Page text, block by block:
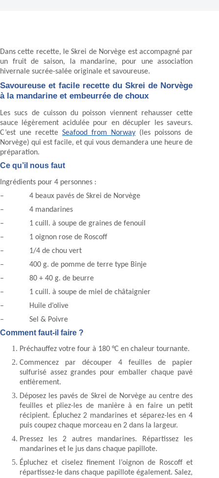
Dans cette recette, le Skrei de Norvège est accompagné par
un fruit de saison, la mandarine, pour une association
hivernale sucrée-salée originale et savoureuse.
Savoureuse et facile recette du Skrei de Norvège
à la mandarine et embeurrée de choux
Les sucs de cuisson du poisson viennent rehausser cette
sauce légèrement acidulée pour en décupler les saveurs.
C’est une recetteSeafood from Norway (les poissons de
Norvège) qui est facile, et qui vous demandera une heure de
préparation.
Ce qu’il nous faut
Ingrédients pour 4 personnes :
– 4 beaux pavés de Skrei de Norvège
– 4 mandarines
– 1 cuill. à soupe de graines de fenouil
– 1 oignon rose de Roscoff
– 1/4 de chou vert
– 400 g. de pomme de terre type Binje
– 80 + 40 g. de beurre
– 1 cuill. à soupe de miel de châtaignier
– Huile d’olive
– Sel & Poivre
Comment faut-il faire ?
Préchauffez votre four à 180 °C en chaleur tournante.
Commencez par découper 4 feuilles de papier
sulfurisé assez grandes pour emballer chaque pavé
entièrement.
Déposez les pavés de Skrei de Norvège au centre des
feuilles et pliez-les de manière à en faire un petit
récipient. Épluchez 2 mandarines et séparez-les en 4
puis coupez chaque morceau en 2 dans la largeur.
Pressez les 2 autres mandarines. Répartissez les
mandarines et le jus dans chaque papillote.
Épluchez et ciselez finement l’oignon de Roscoff et
répartissez-le dans chaque papillote également. Salez,